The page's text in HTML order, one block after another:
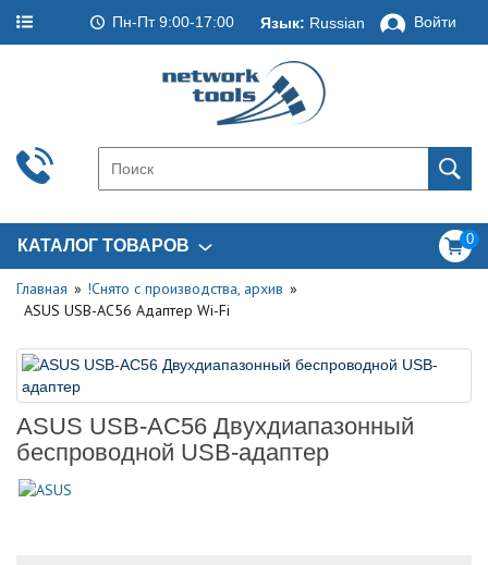
Пн-Пт 9:00-17:00 Язык: Russian Войти
КАТАЛОГ ТОВАРОВ 0
Главная
!Снято с производства, архив
ASUS USB-AC56 Адаптер Wi-Fi
ASUS USB-AC56 Двухдиапазонный
беспроводной USB-адаптер